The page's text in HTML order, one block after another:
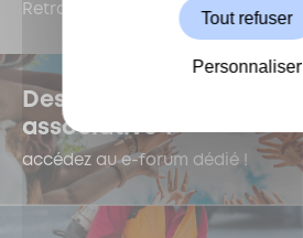
Retrouvez-les dans le Kiosque !
Des questions sur la vie
associative ?
accédez au e-forum dédié !
Tout refuser
Personnaliser